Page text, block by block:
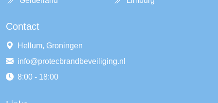
Contact
Hellum, Groningen
info@protecbrandbeveiliging.nl
8:00 - 18:00